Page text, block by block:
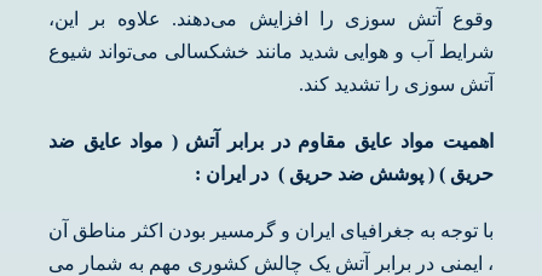
وقوع آتش سوزی را افزایش می‌دهند. علاوه بر این،
شرایط آب و هوایی شدید مانند خشکسالی می‌تواند شیوع
آتش سوزی را تشدید کند.
اهمیت مواد عایق مقاوم در برابر آتش ( مواد عایق ضد
حریق ) ( پوشش ضد حریق ) در ایران :
با توجه به جغرافیای ایران و گرمسیر بودن اکثر مناطق آن
، ایمنی در برابر آتش یک چالش کشوری مهم به شمار می